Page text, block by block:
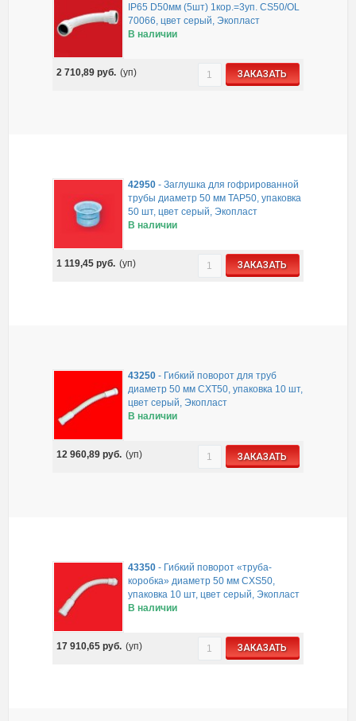
IP65 D50мм (5шт) 1кор.=3уп. CS50/OL
70066, цвет серый, Экопласт
В наличии
2 710,89руб. (уп) ЗАКАЗАТЬ
42950 -Заглушка для гофрированной
трубы диаметр 50 мм TAP50, упаковка
50 шт, цвет серый, Экопласт
В наличии
1 119,45руб. (уп) ЗАКАЗАТЬ
43250 - Гибкий поворот для труб
диаметр 50 мм CXT50, упаковка 10 шт,
цвет серый, Экопласт
В наличии
12 960,89руб. (уп) ЗАКАЗАТЬ
43350 - Гибкий поворот «труба-
коробка» диаметр 50 мм CXS50,
упаковка 10 шт, цвет серый, Экопласт
В наличии
17 910,65руб. (уп) ЗАКАЗАТЬ